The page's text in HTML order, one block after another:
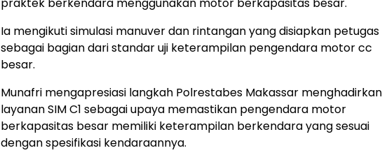
praktek berkendara menggunakan motor berkapasitas besar.
Ia mengikuti simulasi manuver dan rintangan yang disiapkan petugas
sebagai bagian dari standar uji keterampilan pengendara motor cc
besar.
Munafri mengapresiasi langkah Polrestabes Makassar menghadirkan
layanan SIM C1 sebagai upaya memastikan pengendara motor
berkapasitas besar memiliki keterampilan berkendara yang sesuai
dengan spesifikasi kendaraannya.